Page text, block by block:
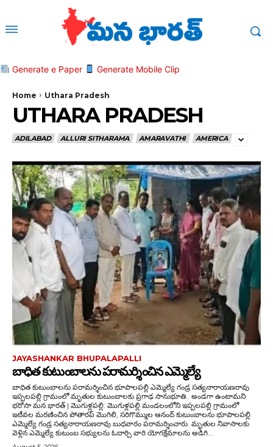
Generate e Paper Generate Mobile Clip
Home Uthara Pradesh
UTHARA PRADESH
ADILABAD ALLURI SITHARAMA AMARAVATHI AMERICA
JAYASHANKAR BHUPALAPALLI
బాధిత కుటుంబాలను పరామర్శించిన ఎమ్మెల్యే
బాధిత కుటుంబాలను పరామర్శించిన భూపాలపల్లి ఎమ్మెల్యే గండ్ర సత్యనారాయణరావు
ఇప్పలపల్లి గ్రామంలో మృతుల కుటుంబాలకు ప్రగాఢ సానుభూతి.. అండగా ఉంటామని
భరోసా మన భారత్ | మొగుళ్లపల్లి: మొగుళ్లపల్లి మండలంలోని ఇప్పలపల్లి గ్రామంలో
ఇటీవల మరణించిన పోతారప్ మొగిలి, సరిగొమ్ముల ఆనంద్ కుటుంబాలను భూపాలపల్లి
ఎమ్మెల్యే గండ్ర సత్యనారాయణరావు బుధవారం పరామర్శించారు. మృతుల నివాసాలకు
వెళ్లిన ఎమ్మెల్యే కుటుంబ సభ్యులను ఓదార్చి వారి యోగక్షేమాలను అడిగి...